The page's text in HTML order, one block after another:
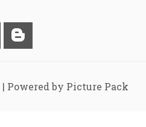
| Powered by Picture Pack